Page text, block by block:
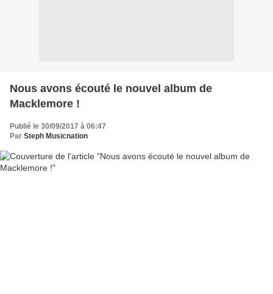
Nous avons écouté le nouvel album de
Macklemore !
Publié le 30/09/2017 à 06:47
Par Steph Musicnation